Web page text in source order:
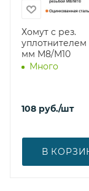
Хомут с рез.
уплотнителем
мм М8/М10
Много
108 руб./шт
В